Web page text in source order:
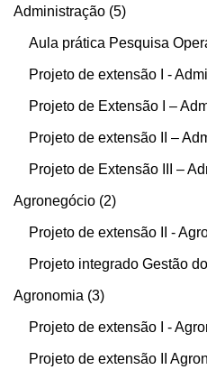
Administração 5
Aula prática Pesquisa
Projeto de extensão I -
Projeto de Extensão I –
Projeto de extensão II –
Projeto de Extensão III –
Agronegócio 2
Projeto de extensão II -
Projeto integrado Gestão
Agronomia 3
Projeto de extensão I -
Projeto de extensão II